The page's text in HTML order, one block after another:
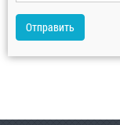
Отправить